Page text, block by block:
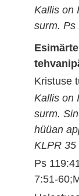
Kallis on
surm. Ps
Kristuse
Kallis on
surm.
hüüan
KLPR 35
Ps
7:51-